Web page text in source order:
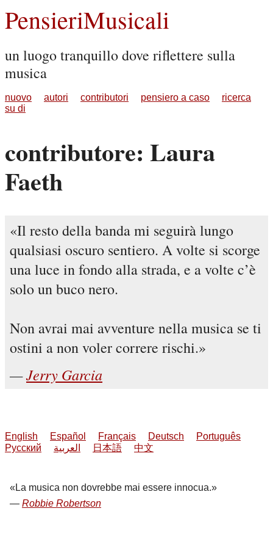
PensieriMusicali
un luogo tranquillo dove riflettere sulla
musica
nuovo autori contributori pensiero a caso
ricerca
su di
contributore: Laura
Faeth
Il resto della banda mi seguirà lungo
qualsiasi oscuro sentiero. A volte si scorge
una luce in fondo alla strada, e a volte c’è
solo un buco nero.
Non avrai mai avventure nella musica se ti
ostini a non voler correre rischi.
Jerry Garcia
English Español Français Deutsch
Português
Русский
العربية 日本語 中文
La musica non dovrebbe mai essere innocua.
Robbie Robertson